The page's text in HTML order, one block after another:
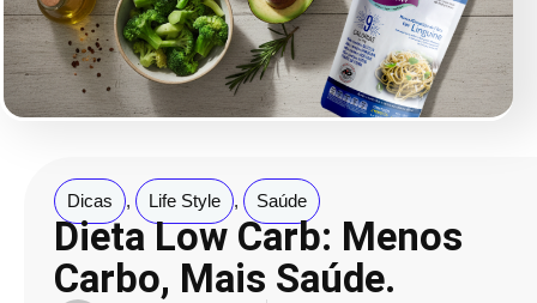
Dicas , Life Style , Saúde
Dieta Low Carb: Menos
Carbo, Mais Saúde.